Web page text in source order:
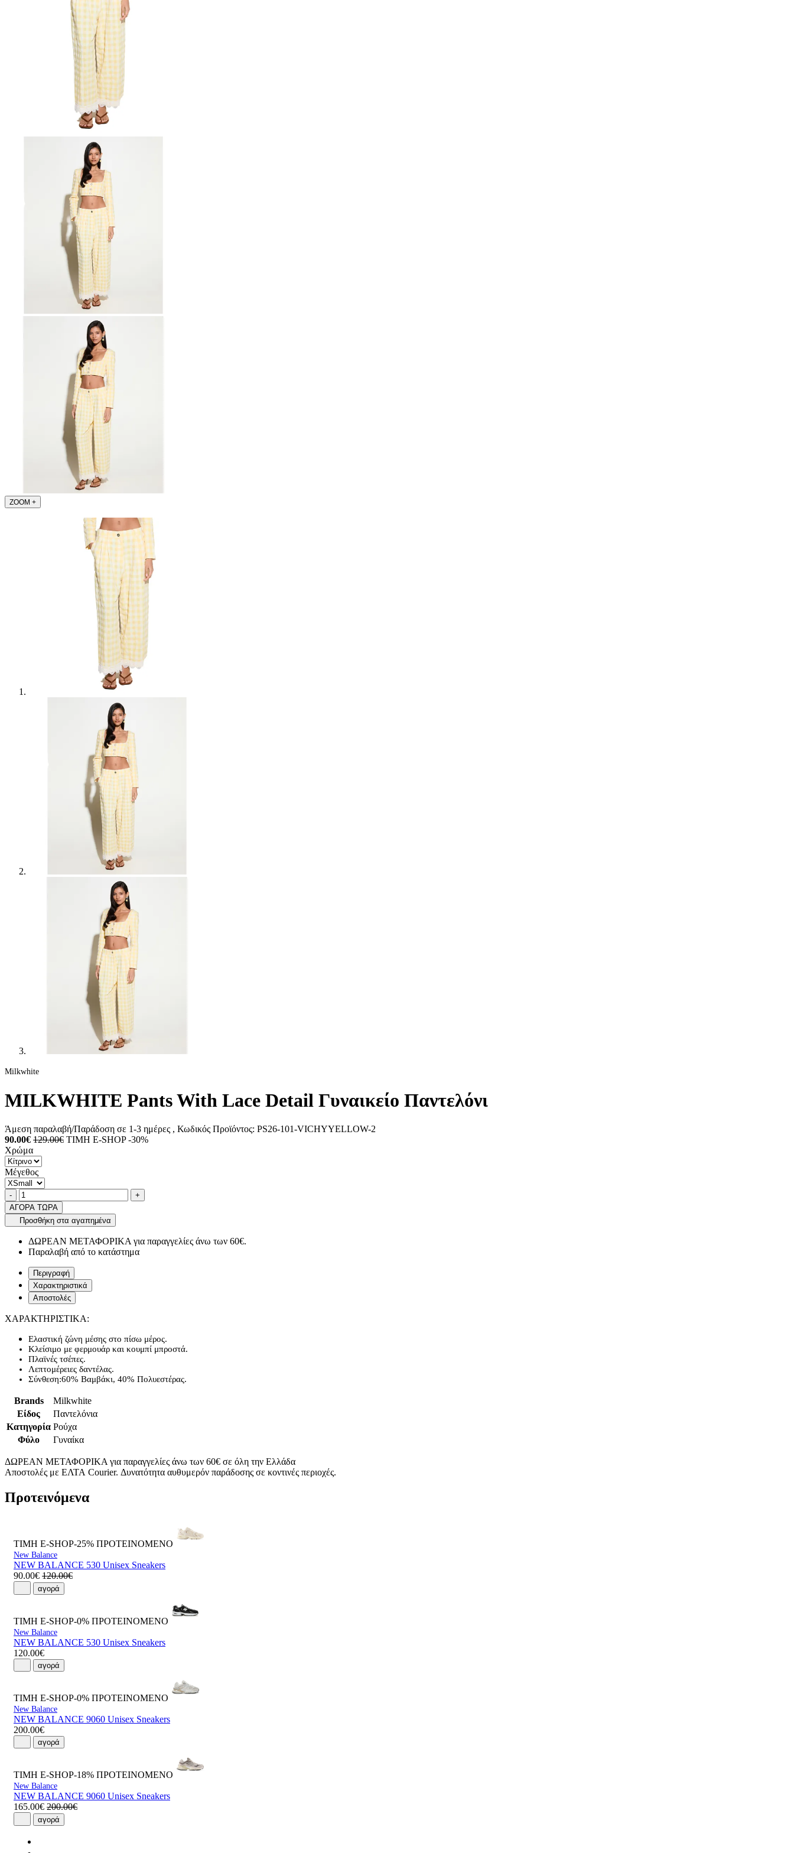
ZOOM +
Milkwhite
MILKWHITE Pants With Lace Detail Γυναικείο Παντελόνι
Άμεση παραλαβή/Παράδοση σε 1-3 ημέρες , Κωδικός Προϊόντος: PS26-101-VICHYYELLOW-2
90.00€ 129.00€ ΤΙΜΗ E-SHOP -30%
Χρώμα
Μέγεθος
Ποσότητα
-product.increase.quantity +
ΑΓΟΡΑ ΤΩΡΑ
Προσθήκη στα αγαπημένα
ΔΩΡΕΑΝ ΜΕΤΑΦΟΡΙΚΑ για παραγγελίες άνω των 60€.
Παραλαβή από το κατάστημα
Περιγραφή
Χαρακτηριστικά
Αποστολές
ΧΑΡΑΚΤΗΡΙΣΤΙΚΑ:
Ελαστική ζώνη μέσης στο πίσω μέρος.
Κλείσιμο με φερμουάρ και κουμπί μπροστά.
Πλαϊνές τσέπες.
Λεπτομέρειες δαντέλας.
Σύνθεση:60% Βαμβάκι, 40% Πολυεστέρας.
Brands
Milkwhite
Είδος
Παντελόνια
Κατηγορία Ρούχα
Φύλο
Γυναίκα
ΔΩΡΕΑΝ ΜΕΤΑΦΟΡΙΚΑ για παραγγελίες άνω των 60€ σε όλη την Ελλάδα
Αποστολές με ΕΛΤΑ Courier. Δυνατότητα αυθυμερόν παράδοσης σε κοντινές περιοχές.
Προτεινόμενα
ΤΙΜΗ E-SHOP-25% ΠΡΟΤΕΙΝΟΜΕΝΟ
New Balance
NEW BALANCE 530 Unisex Sneakers
90.00€ 120.00€
αγορά
ΤΙΜΗ E-SHOP-0% ΠΡΟΤΕΙΝΟΜΕΝΟ
New Balance
NEW BALANCE 530 Unisex Sneakers
120.00€
αγορά
ΤΙΜΗ E-SHOP-0% ΠΡΟΤΕΙΝΟΜΕΝΟ
New Balance
NEW BALANCE 9060 Unisex Sneakers
200.00€
αγορά
ΤΙΜΗ E-SHOP-18% ΠΡΟΤΕΙΝΟΜΕΝΟ
New Balance
NEW BALANCE 9060 Unisex Sneakers
165.00€ 200.00€
αγορά